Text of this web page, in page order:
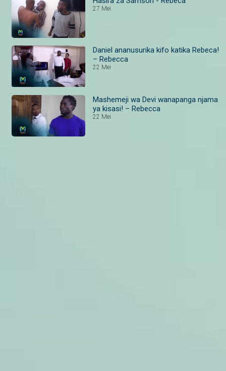
27 Mei
Daniel ananusurika kifo katika Rebeca!
– Rebecca
22 Mei
Mashemeji wa Devi wanapanga njama
ya kisasi! – Rebecca
22 Mei